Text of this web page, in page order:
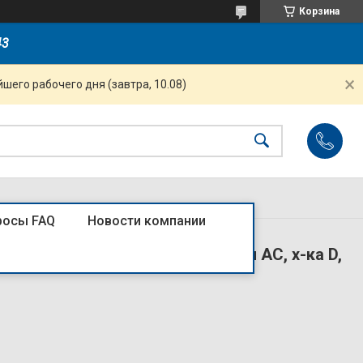
Корзина
рабочего дня (завтра, 10.08)
FAQ Новости компании
63А 10mA электронный тип AС, х-ка D,